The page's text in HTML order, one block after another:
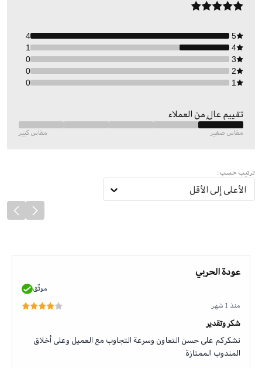
5
4
4
1
3
0
2
0
1
0
تقييم عالٍ من العملاء
مقاس صغير مقاس كبير
ترتيب حسب:
الأعلى إلى الأقل
عودة الحربي
موثّق
منذ 1 شهر
شكر وتقدير
نشكركم على حسن التعاون وسرعة التجاوب مع العميل وعلى أخلاق
المندوب الممتازة